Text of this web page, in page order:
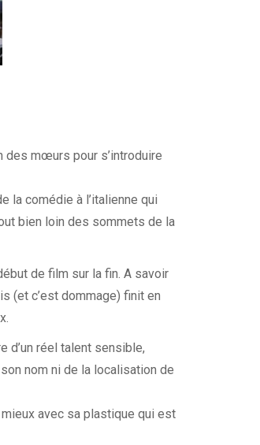
des mœurs pour s’introduire
la comédie à l’italienne qui
bien loin des sommets de la
de film sur la fin. A savoir
(et c’est dommage) finit en
d’un réel talent sensible,
nom ni de la localisation de
avec sa plastique qui est